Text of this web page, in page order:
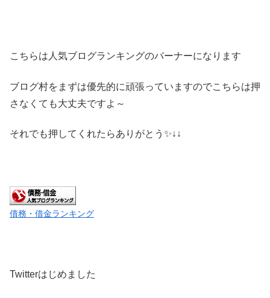
こちらは人気ブログランキングのバーナーになります
ブログ村をまずは優先的に頑張っていますのでこちらは押
さなくても大丈夫ですよ～
それでも押してくれたらありがとう✨↓↓
債務・借金ランキング
Twitterはじめました